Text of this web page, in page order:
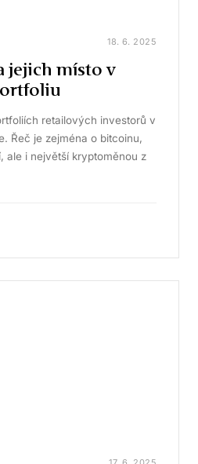
18. 6. 2025
jejich místo v
retailových investorů v
Řeč je zejména o bitcoinu,
ale i největší kryptoměnou z